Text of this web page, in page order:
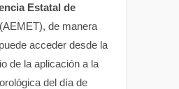
Estatal de
de manera
acceder desde la
de la aplicación a la
del día de